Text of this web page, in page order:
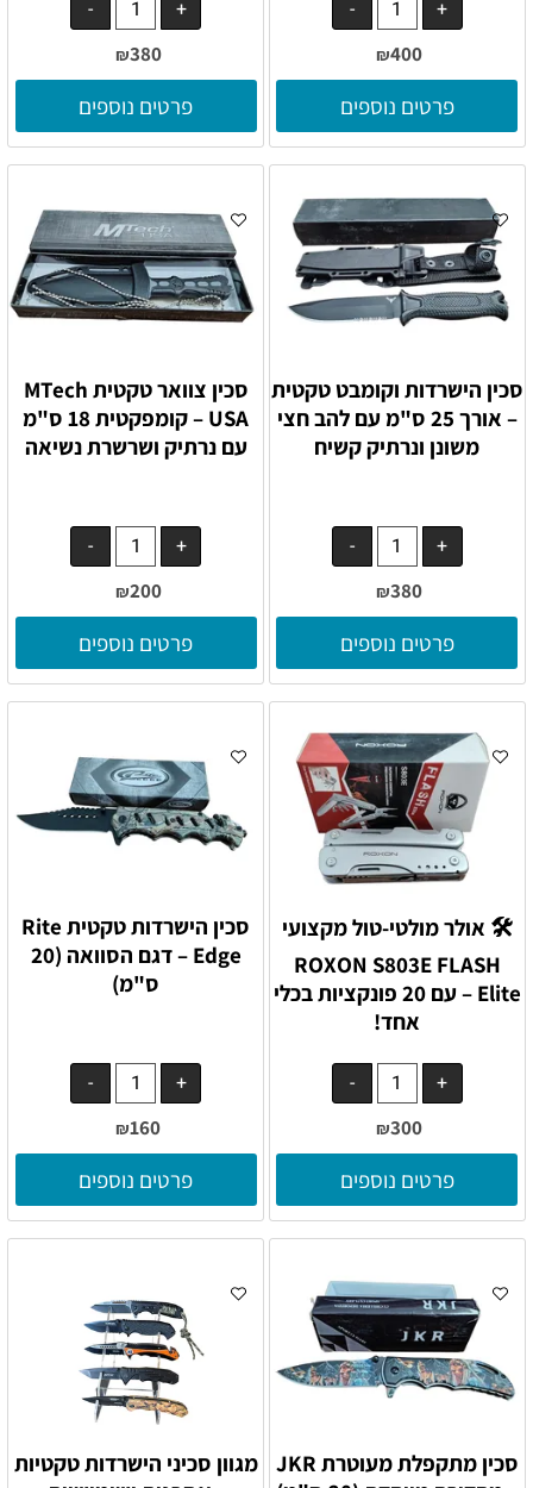
₪400
פרטים נוספים
₪380
פרטים נוספים
סכין הישרדות וקומבט טקטית
– אורך 25 ס"מ עם להב חצי
משונן ונרתיק קשיח
₪380
פרטים נוספים
סכין צוואר טקטית MTech
USA – קומפקטית 18 ס"מ
עם נרתיק ושרשרת נשיאה
₪200
פרטים נוספים
🛠️ אולר מולטי-טול מקצועי
ROXON S803E FLASH
Elite – עם 20 פונקציות בכלי
אחד!
₪300
פרטים נוספים
סכין הישרדות טקטית Rite
Edge – דגם הסוואה (20
ס"מ)
₪160
פרטים נוספים
סכין מתקפלת מעוטרת JKR
מגוון סכיני הישרדות טקטיות